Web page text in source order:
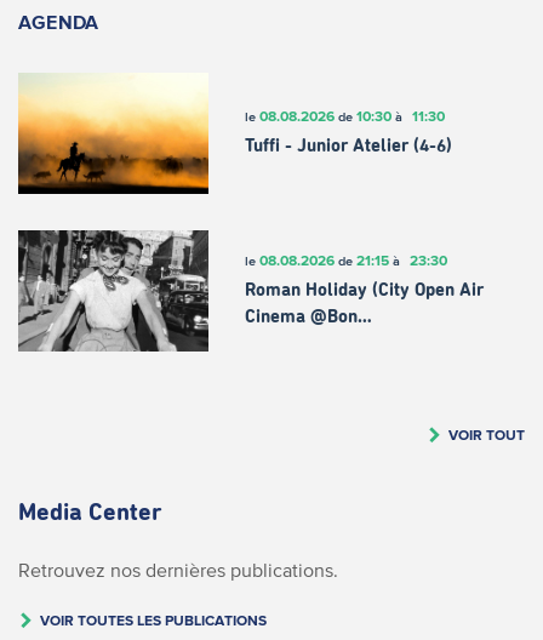
AGENDA
le 08.08.2026de 10:30à 11:30
Tuffi - Junior Atelier (4-6)
le 08.08.2026de 21:15à 23:30
Roman Holiday (City Open Air
Cinema @Bon…
VOIR TOUT
Media Center
Retrouvez nos dernières publications.
VOIR TOUTES LES PUBLICATIONS